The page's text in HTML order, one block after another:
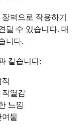
벽으로 작용하기
딜 수 있습니다. 대
니다.
같습니다:
작열감
느낌
여물